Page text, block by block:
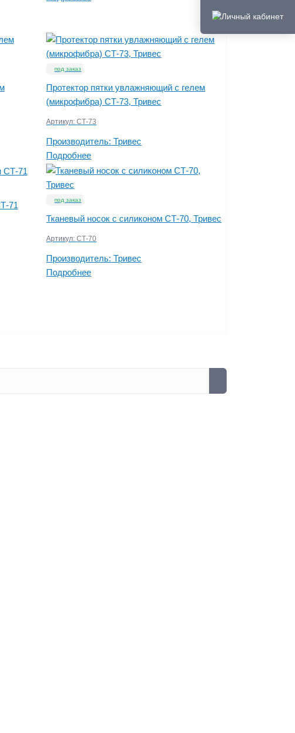
под заказ
Протектор пятки увлажняющий с гелем
(микрофибра) СТ-73, Тривес
Артикул:СТ-73
Производитель: Тривес
Подробнее
71
под заказ
Тканевый носок с силиконом СТ-70, Тривес
Артикул:СТ-70
Производитель: Тривес
Подробнее